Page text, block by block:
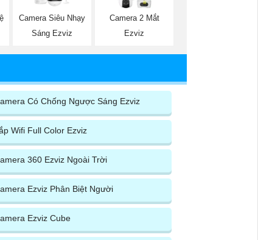
Camera Siêu Nhạy
Sáng Ezviz
Camera 2 Mắt
Ezviz
Có Chống Ngược Sáng Ezviz
Wifi Full Color Ezviz
360 Ezviz Ngoài Trời
Ezviz Phân Biệt Người
Ezviz Cube